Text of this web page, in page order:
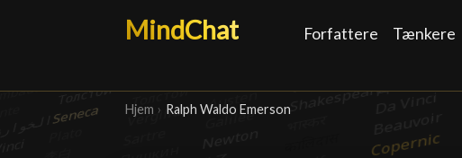
MindChat Forfattere Tænkere
Hjem › Ralph Waldo Emerson